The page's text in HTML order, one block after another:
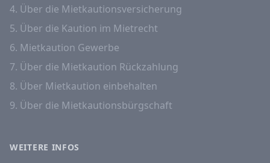
4. Über die Mietkautionsversicherung
5. Über die Kaution im Mietrecht
6. Mietkaution Gewerbe
7. Über die Mietkaution Rückzahlung
8. Über Mietkaution einbehalten
9. Über die Mietkautionsbürgschaft
WEITERE INFOS